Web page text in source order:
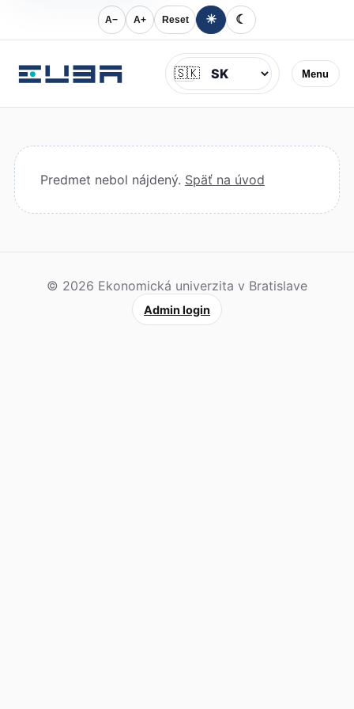
A− A+ Reset ☀ ☾
Menu
Jazyk
🇸🇰
Predmet nebol nájdený. Späť na úvod
© 2026 Ekonomická univerzita v Bratislave
Admin login